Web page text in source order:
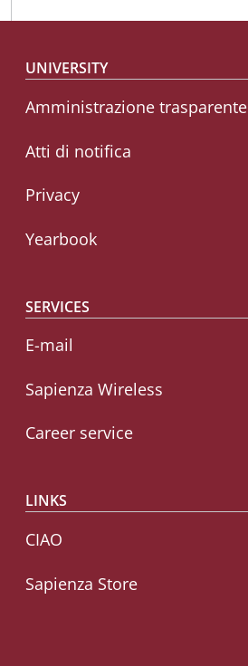
Footer menu
UNIVERSITY
Amministrazione trasparente
Atti di notifica
Privacy
Yearbook
SERVICES
E-mail
Sapienza Wireless
Career service
LINKS
CIAO
Sapienza Store